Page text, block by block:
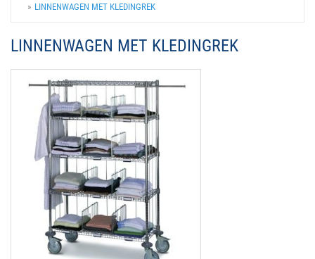
LINNENWAGEN MET KLEDINGREK
LINNENWAGEN MET KLEDINGREK